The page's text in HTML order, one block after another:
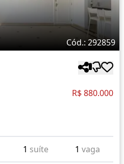
Cód.: 292859
R$ 880.000
1 suíte 1 vaga